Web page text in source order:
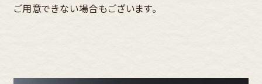
ご用意できない場合もございます。